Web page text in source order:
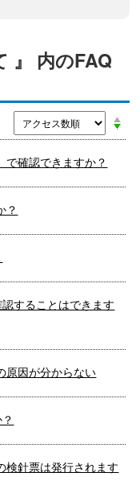
』 内のFAQ
で確認できますか？
？
することはできます
原因が分からない
検針票は発行されます